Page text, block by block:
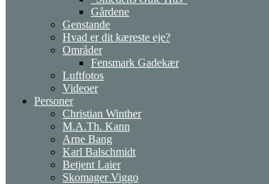
Gårdene
Genstande
Hvad er dit kæreste eje?
Områder
Fensmark Gadekær
Luftfotos
Videoer
Personer
Christian Winther
M.A.Th. Kann
Arne Bang
Karl Balschmidt
Betjent Laier
Skomager Viggo